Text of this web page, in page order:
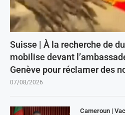
Suisse | À la recherche de
mobilise devant
Genève pour réclamer des
07/08/2026
Cameroun |